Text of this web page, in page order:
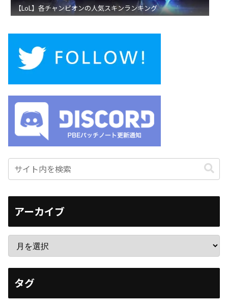
【LoL】各チャンピオンの人気スキンランキング
アーカイブ
タグ